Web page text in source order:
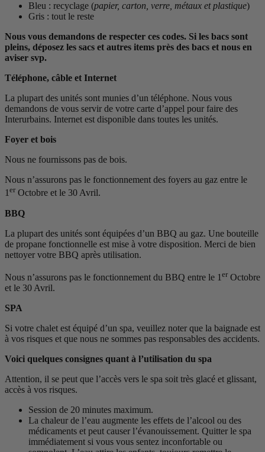
Bleu : recyclage (papier, carton, verre, métaux et plastique)
Gris : tout le reste
Nous vous demandons de respecter ces codes. Si les bacs sont
pleins, déposez les sacs et autres items près des bacs et nous en
aviser svp.
Téléphone, câble et Internet
La plupart des unités sont munies d’un téléphone. Nous vous
demandons de vous servir de votre carte d’appel pour faire des
Interurbains. Internet est disponible dans toutes les unités.
Foyer et bois
Nous ne fournissons pas de bois.
Nous n’assurons pas le fonctionnement des foyers au gaz entre le
1er Octobre et le 30 Avril.
BBQ
La plupart des unités sont équipées d’un BBQ au gaz. Une bouteille
de propane fonctionnelle est mise à votre disposition. Merci de bien
nettoyer votre BBQ après utilisation.
Nous n’assurons pas le fonctionnement du BBQ entre le 1 er Octobre
et le 30 Avril.
SPA
Si votre chalet est équipé d’un spa, veuillez noter que la baignade est
à vos risques et que nous ne sommes pas responsables des accidents.
Voici quelques consignes quant à l’utilisation du spa
Attention, il se peut que l’accès vers le spa soit très glacé et glissant,
accès à vos risques.
Session de 20 minutes maximum.
La chaleur de l’eau augmente les effets de l’alcool ou des
médicaments et peut causer l’évanouissement. Quitter le spa
immédiatement si vous vous sentez inconfortable ou